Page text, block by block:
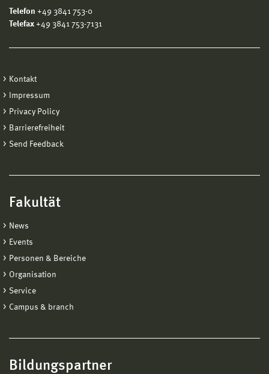
Telefon +49 3841 753-0
Telefax +49 3841 753-7131
Kontakt
Impressum
Privacy Policy
Barrierefreiheit
Send Feedback
Fakultät
News
Events
Personen & Bereiche
Organisation
Service
Campus & branch
Bildungspartner